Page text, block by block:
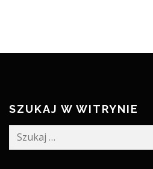
SZUKAJ W WITRYNIE
Szukaj: